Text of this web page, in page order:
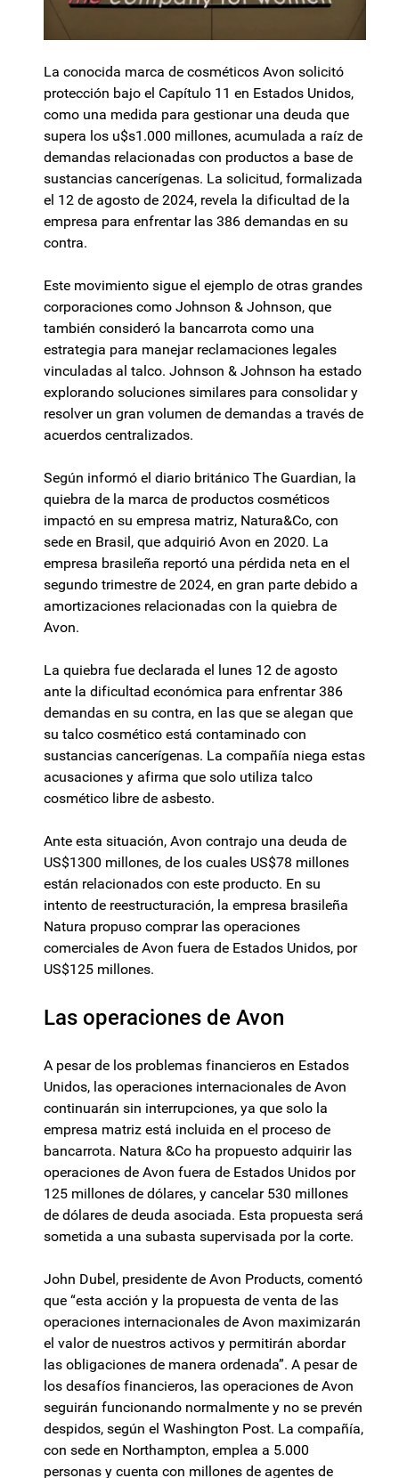
La conocida marca de cosméticos Avon solicitó
protección bajo el Capítulo 11 en Estados Unidos,
como una medida para gestionar una deuda que
supera los u$s1.000 millones, acumulada a raíz de
demandas relacionadas con productos a base de
sustancias cancerígenas. La solicitud, formalizada
el 12 de agosto de 2024, revela la dificultad de la
empresa para enfrentar las 386 demandas en su
contra.
Este movimiento sigue el ejemplo de otras grandes
corporaciones como Johnson & Johnson, que
también consideró la bancarrota como una
estrategia para manejar reclamaciones legales
vinculadas al talco. Johnson & Johnson ha estado
explorando soluciones similares para consolidar y
resolver un gran volumen de demandas a través de
acuerdos centralizados.
Según informó el diario británico The Guardian, la
quiebra de la marca de productos cosméticos
impactó en su empresa matriz, Natura&Co, con
sede en Brasil, que adquirió Avon en 2020. La
empresa brasileña reportó una pérdida neta en el
segundo trimestre de 2024, en gran parte debido a
amortizaciones relacionadas con la quiebra de
Avon.
La quiebra fue declarada el lunes 12 de agosto
ante la dificultad económica para enfrentar 386
demandas en su contra, en las que se alegan que
su talco cosmético está contaminado con
sustancias cancerígenas. La compañía niega estas
acusaciones y afirma que solo utiliza talco
cosmético libre de asbesto.
Ante esta situación, Avon contrajo una deuda de
US$1300 millones, de los cuales US$78 millones
están relacionados con este producto. En su
intento de reestructuración, la empresa brasileña
Natura propuso comprar las operaciones
comerciales de Avon fuera de Estados Unidos, por
US$125 millones.
Las operaciones de Avon
A pesar de los problemas financieros en Estados
Unidos, las operaciones internacionales de Avon
continuarán sin interrupciones, ya que solo la
empresa matriz está incluida en el proceso de
bancarrota. Natura &Co ha propuesto adquirir las
operaciones de Avon fuera de Estados Unidos por
125 millones de dólares, y cancelar 530 millones
de dólares de deuda asociada. Esta propuesta será
sometida a una subasta supervisada por la corte.
John Dubel, presidente de Avon Products, comentó
que “esta acción y la propuesta de venta de las
operaciones internacionales de Avon maximizarán
el valor de nuestros activos y permitirán abordar
las obligaciones de manera ordenada”. A pesar de
los desafíos financieros, las operaciones de Avon
seguirán funcionando normalmente y no se prevén
despidos, según el Washington Post. La compañía,
con sede en Northampton, emplea a 5.000
personas y cuenta con millones de agentes de